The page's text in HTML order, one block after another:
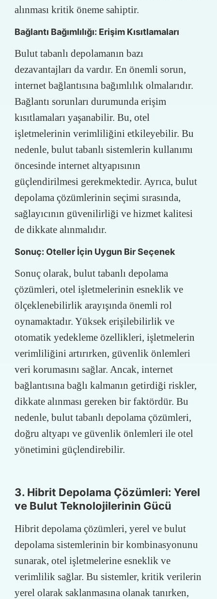
alınması kritik öneme sahiptir.
Bağlantı Bağımlılığı: Erişim Kısıtlamaları
Bulut tabanlı depolamanın bazı
dezavantajları da vardır. En önemli sorun,
internet bağlantısına bağımlılık olmalarıdır.
Bağlantı sorunları durumunda erişim
kısıtlamaları yaşanabilir. Bu, otel
işletmelerinin verimliliğini etkileyebilir. Bu
nedenle, bulut tabanlı sistemlerin kullanımı
öncesinde internet altyapısının
güçlendirilmesi gerekmektedir. Ayrıca, bulut
depolama çözümlerinin seçimi sırasında,
sağlayıcının güvenilirliği ve hizmet kalitesi
de dikkate alınmalıdır.
Sonuç: Oteller İçin Uygun Bir Seçenek
Sonuç olarak, bulut tabanlı depolama
çözümleri, otel işletmelerinin esneklik ve
ölçeklenebilirlik arayışında önemli rol
oynamaktadır. Yüksek erişilebilirlik ve
otomatik yedekleme özellikleri, işletmelerin
verimliliğini artırırken, güvenlik önlemleri
veri korumasını sağlar. Ancak, internet
bağlantısına bağlı kalmanın getirdiği riskler,
dikkate alınması gereken bir faktördür. Bu
nedenle, bulut tabanlı depolama çözümleri,
doğru altyapı ve güvenlik önlemleri ile otel
yönetimini güçlendirebilir.
3. Hibrit Depolama Çözümleri: Yerel
ve Bulut Teknolojilerinin Gücü
Hibrit depolama çözümleri, yerel ve bulut
depolama sistemlerinin bir kombinasyonunu
sunarak, otel işletmelerine esneklik ve
verimlilik sağlar. Bu sistemler, kritik verilerin
yerel olarak saklanmasına olanak tanırken,